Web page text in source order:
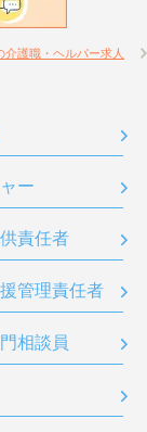
介護職・ヘルパー求人
ー
責任者
管理責任者
相談員